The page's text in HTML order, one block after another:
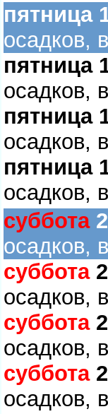
пятница
осадков,
пятница
осадков,
пятница
осадков,
пятница
осадков,
суббота
осадков,
суббота
осадков,
суббота
осадков,
суббота
осадков,